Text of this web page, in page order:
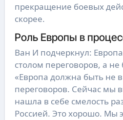
прекращение боевых
скорее.
Роль Европы в
Ван И подчеркнул:
столом переговоров, а
«Европа должна быть не
переговоров. Сейчас мы
нашла в себе смелость
Россией. Это хорошо. Мы